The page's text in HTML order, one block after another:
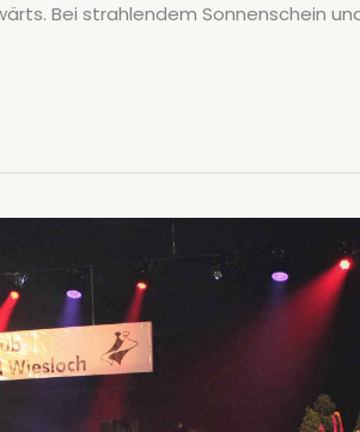
Bei strahlendem Sonnenschein